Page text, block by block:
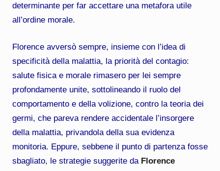
determinante per far accettare una metafora utile
all’ordine morale.
Florence avversò sempre, insieme con l’idea di
specificità della malattia, la priorità del contagio:
salute fisica e morale rimasero per lei sempre
profondamente unite, sottolineando il ruolo del
comportamento e della volizione, contro la teoria dei
germi, che pareva rendere accidentale l’insorgere
della malattia, privandola della sua evidenza
monitoria. Eppure, sebbene il punto di partenza fosse
sbagliato, le strategie suggerite da Florence